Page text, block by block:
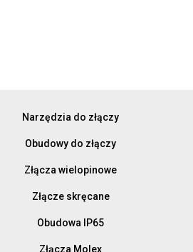
Narzędzia do złączy
Obudowy do złączy
Złącza wielopinowe
Złącze skręcane
Obudowa IP65
Złącza Molex